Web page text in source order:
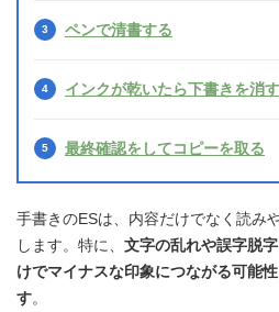
ペンで清書する
インクが乾いたら下書きを消す
最終確認をしてコピーを取る
手書きのESは、内容だけでなく読み
します。特に、 文字の乱れや誤字脱
けでマイナスな印象につながる可能
す。